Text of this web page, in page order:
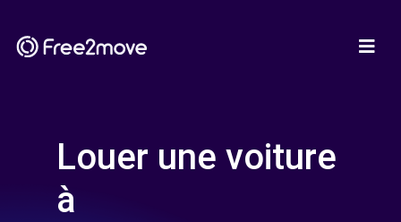
Louer une voiture
à